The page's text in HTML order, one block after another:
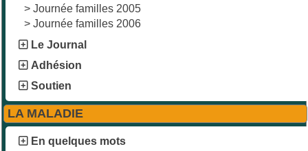
> Journée familles 2005
> Journée familles 2006
Le Journal
Adhésion
Soutien
LA MALADIE
En quelques mots